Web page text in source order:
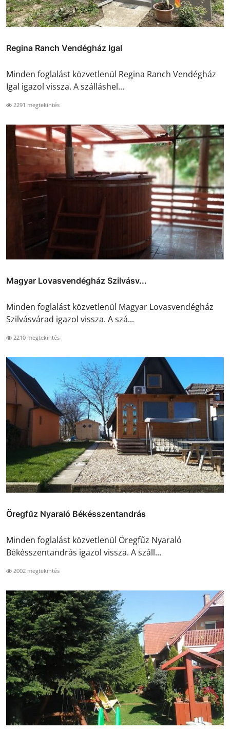
Regina Ranch Vendégház Igal
Minden foglalást közvetlenül Regina Ranch Vendégház
Igal igazol vissza. A szálláshel...
2291 megtekintés
Magyar Lovasvendégház Szilvásv...
Minden foglalást közvetlenül Magyar Lovasvendégház
Szilvásvárad igazol vissza. A szá...
2210 megtekintés
Öregfűz Nyaraló Békésszentandrás
Minden foglalást közvetlenül Öregfűz Nyaraló
Békésszentandrás igazol vissza. A száll...
2002 megtekintés